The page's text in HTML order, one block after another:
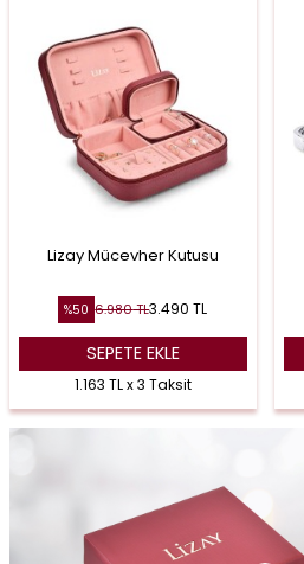
Lizay Mücevher Kutusu
%50 6.980TL3.490 TL
SEPETE EKLE
1.163 TL x 3 Taksit